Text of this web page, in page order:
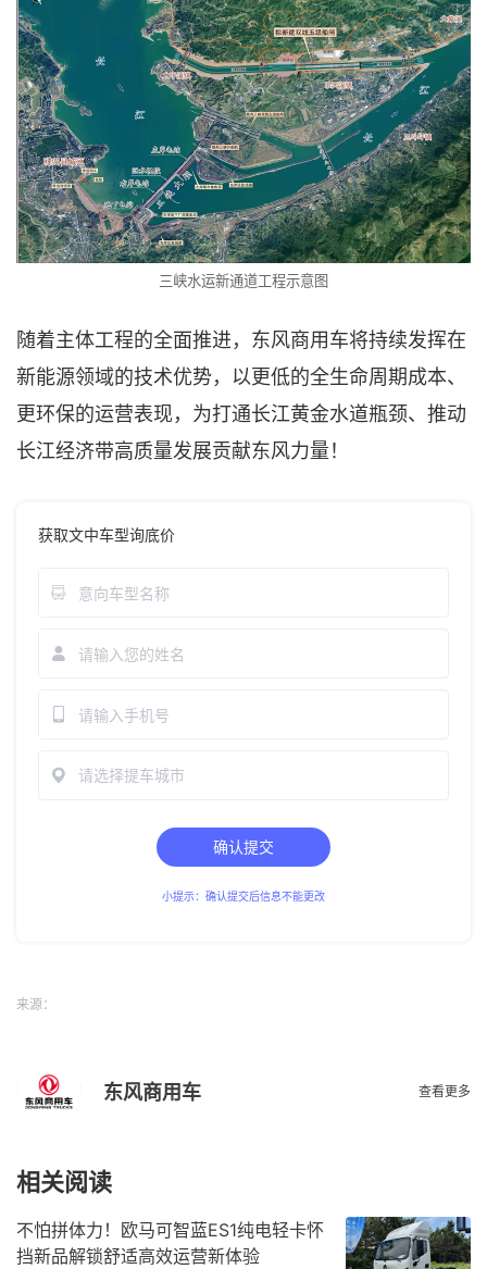
三峡水运新通道工程示意图
随着主体工程的全面推进，东风商用车将持续发挥在
新能源领域的技术优势，以更低的全生命周期成本、
更环保的运营表现，为打通长江黄金水道瓶颈、推动
长江经济带高质量发展贡献东风力量！
获取文中车型询底价
请选择提车城市
确认提交
小提示：确认提交后信息不能更改
来源：
东风商用车 查看更多
相关阅读
不怕拼体力！欧马可智蓝ES1纯电轻卡怀
挡新品解锁舒适高效运营新体验